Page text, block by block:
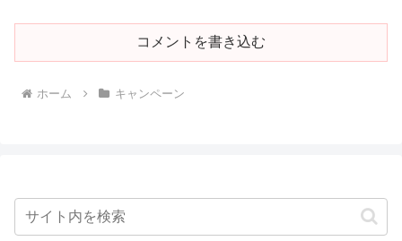
コメントを書き込む
ホーム キャンペーン